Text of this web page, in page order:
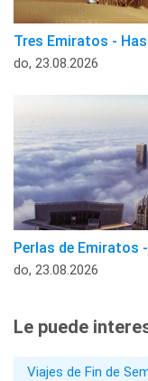
Tres Emiratos -
do, 23.08.2026
Perlas de Emiratos
do, 23.08.2026
Le puede
Viajes de Fin de